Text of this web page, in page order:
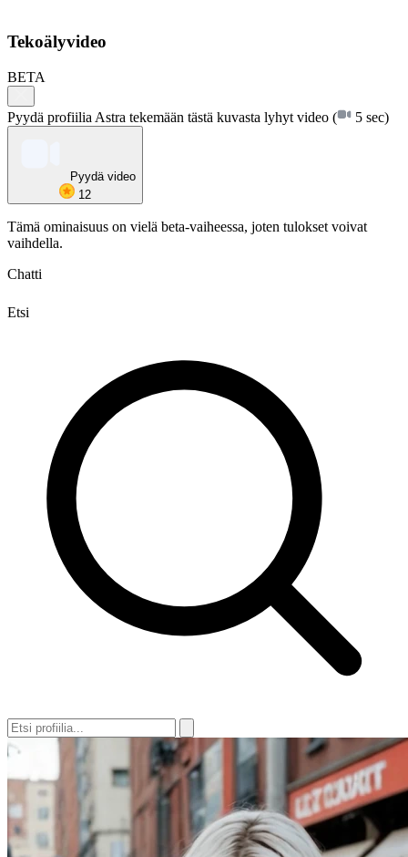
Tekoälyvideo
BETA
Pyydä profiilia Astra tekemään tästä kuvasta lyhyt video ( 5 sec)
Pyydä video
12
Tämä ominaisuus on vielä beta-vaiheessa, joten tulokset voivat
vaihdella.
Chatti
Etsi